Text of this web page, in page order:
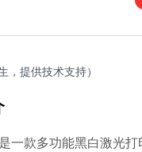
，提供技术支持）
一款多功能黑白激光